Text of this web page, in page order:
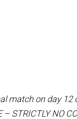
match on day
STRICTLY NO